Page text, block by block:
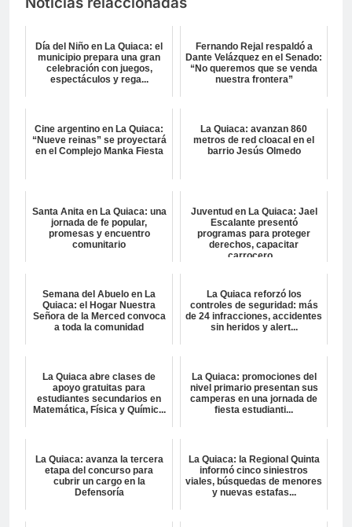
Día del Niño en La Quiaca: el
municipio prepara una gran
celebración con juegos,
espectáculos y rega...
Fernando Rejal respaldó a
Dante Velázquez en el Senado:
“No queremos que se venda
nuestra frontera”
Cine argentino en La Quiaca:
“Nueve reinas” se proyectará
en el Complejo Manka Fiesta
La Quiaca: avanzan 860
metros de red cloacal en el
barrio Jesús Olmedo
Santa Anita en La Quiaca: una
jornada de fe popular,
promesas y encuentro
comunitario
Juventud en La Quiaca: Jael
Escalante presentó
programas para proteger
derechos, capacitar
carrocero...
Semana del Abuelo en La
Quiaca: el Hogar Nuestra
Señora de la Merced convoca
a toda la comunidad
La Quiaca reforzó los
controles de seguridad: más
de 24 infracciones, accidentes
sin heridos y alert...
La Quiaca abre clases de
apoyo gratuitas para
estudiantes secundarios en
Matemática, Física y Químic...
La Quiaca: promociones del
nivel primario presentan sus
camperas en una jornada de
fiesta estudianti...
La Quiaca: avanza la tercera
etapa del concurso para
cubrir un cargo en la
Defensoría
La Quiaca: la Regional Quinta
informó cinco siniestros
viales, búsquedas de menores
y nuevas estafas...